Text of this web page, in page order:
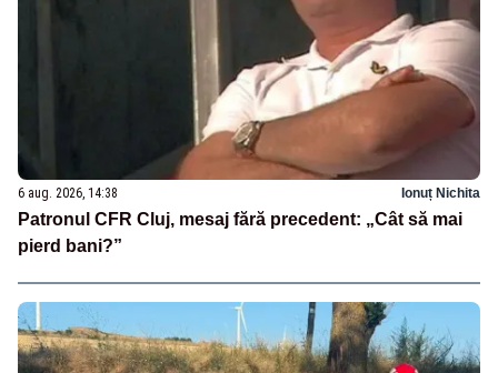
6 aug. 2026, 14:38 Ionuț Nichita
Patronul CFR Cluj, mesaj fără precedent: „Cât să mai
pierd bani?”